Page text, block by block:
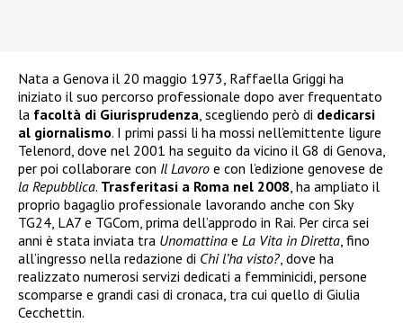
Nata a Genova il 20 maggio 1973, Raffaella Griggi ha
iniziato il suo percorso professionale dopo aver frequentato
la facoltà di Giurisprudenza, scegliendo però di dedicarsi
al giornalismo. I primi passi li ha mossi nell’emittente ligure
Telenord, dove nel 2001 ha seguito da vicino il G8 di Genova,
per poi collaborare con Il Lavoro e con l’edizione genovese de
la Repubblica. Trasferitasi a Roma nel 2008, ha ampliato il
proprio bagaglio professionale lavorando anche con Sky
TG24, LA7 e TGCom, prima dell’approdo in Rai. Per circa sei
anni è stata inviata tra Unomattina e La Vita in Diretta, fino
all’ingresso nella redazione di Chi l’ha visto?, dove ha
realizzato numerosi servizi dedicati a femminicidi, persone
scomparse e grandi casi di cronaca, tra cui quello di Giulia
Cecchettin.